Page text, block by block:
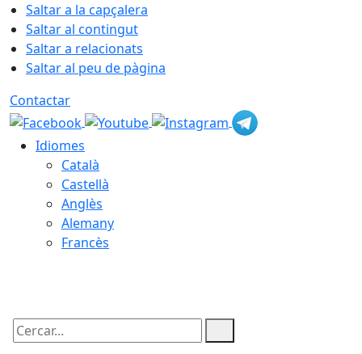
Saltar a la capçalera
Saltar al contingut
Saltar a relacionats
Saltar al peu de pàgina
Contactar
Idiomes
Català
Castellà
Anglès
Alemany
Francès
Cercar: